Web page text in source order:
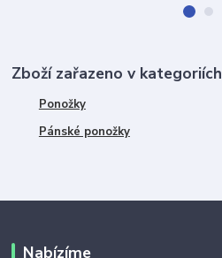
Zboží zařazeno v kategoriích
Ponožky
Pánské ponožky
Nabízíme